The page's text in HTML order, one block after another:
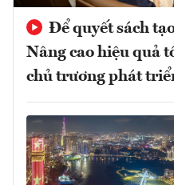
Để quyết sách
Nâng cao hiệu quả
chủ trương phát